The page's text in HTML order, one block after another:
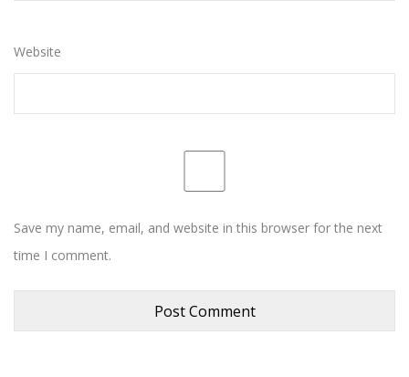
Website
Save my name, email, and website in this browser for the next
time I comment.